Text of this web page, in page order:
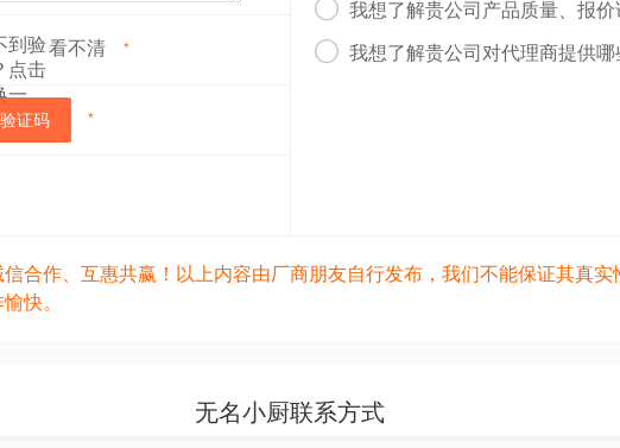
看不清 *
证码 *
 我想了解贵公司产品质量、报价
 我想了解贵公司对代理商提供哪
合作、互惠共赢！以上内容由厂商朋友自行发布，我们不能保证其真
快。
无名小厨联系方式